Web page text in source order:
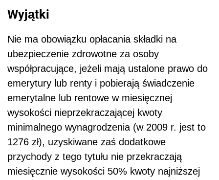
Wyjątki
Nie ma obowiązku opłacania składki na
ubezpieczenie zdrowotne za osoby
współpracujące, jeżeli mają ustalone prawo do
emerytury lub renty i pobierają świadczenie
emerytalne lub rentowe w miesięcznej
wysokości nieprzekraczającej kwoty
minimalnego wynagrodzenia (w 2009 r. jest to
1276 zł), uzyskiwane zaś dodatkowe
przychody z tego tytułu nie przekraczają
miesięcznie wysokości 50% kwoty najniższej